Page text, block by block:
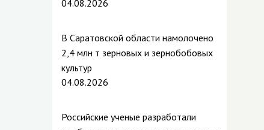
04.08.2026
В Саратовской области намолочено
2,4 млн т зерновых и зернобобовых
культур
04.08.2026
Российские ученые разработали